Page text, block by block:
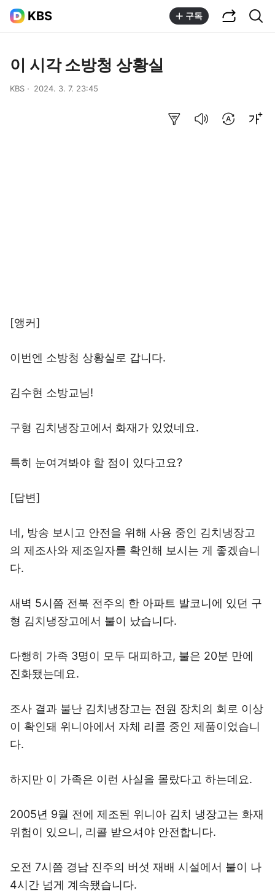
KBS 구독
이 시각 소방청 상황실
KBS 2024. 3. 7. 23:45
[앵커]
이번엔 소방청 상황실로 갑니다.
김수현 소방교님!
구형 김치냉장고에서 화재가 있었네요.
특히 눈여겨봐야 할 점이 있다고요?
[답변]
네, 방송 보시고 안전을 위해 사용 중인 김치냉장고
의 제조사와 제조일자를 확인해 보시는 게 좋겠습니
다.
새벽 5시쯤 전북 전주의 한 아파트 발코니에 있던 구
형 김치냉장고에서 불이 났습니다.
다행히 가족 3명이 모두 대피하고, 불은 20분 만에
진화됐는데요.
조사 결과 불난 김치냉장고는 전원 장치의 회로 이상
이 확인돼 위니아에서 자체 리콜 중인 제품이었습니
다.
하지만 이 가족은 이런 사실을 몰랐다고 하는데요.
2005년 9월 전에 제조된 위니아 김치 냉장고는 화재
위험이 있으니, 리콜 받으셔야 안전합니다.
오전 7시쯤 경남 진주의 버섯 재배 시설에서 불이 나
4시간 넘게 계속됐습니다.